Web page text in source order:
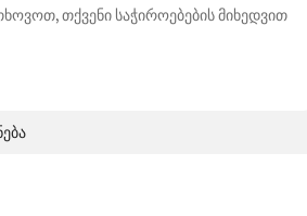
თქვენი საჭიროებების მიხედვით